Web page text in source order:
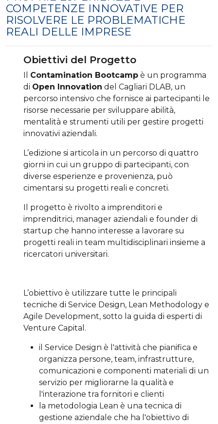
COMPETENZE INNOVATIVE PER
RISOLVERE LE PROBLEMATICHE
REALI DELLE IMPRESE
Obiettivi del Progetto
Il Contamination Bootcamp è un programma
di Open Innovation del Cagliari DLAB, un
percorso intensivo che fornisce ai partecipanti le
risorse necessarie per sviluppare abilità,
mentalità e strumenti utili per gestire progetti
innovativi aziendali.
L’edizione si articola in un percorso di quattro
giorni in cui un gruppo di partecipanti, con
diverse esperienze e provenienza, può
cimentarsi su progetti reali e concreti.
Il progetto è rivolto a imprenditori e
imprenditrici, manager aziendali e founder di
startup che hanno interesse a lavorare su
progetti reali in team multidisciplinari insieme a
ricercatori universitari.
L’obiettivo è utilizzare tutte le principali
tecniche di Service Design, Lean Methodology e
Agile Development, sotto la guida di esperti di
Venture Capital.
il Service Design è l'attività che pianifica e
organizza persone, team, infrastrutture,
comunicazioni e componenti materiali di un
servizio per migliorarne la qualità e
l'interazione tra fornitori e clienti
la metodologia Lean è una tecnica di
gestione aziendale che ha l'obiettivo di